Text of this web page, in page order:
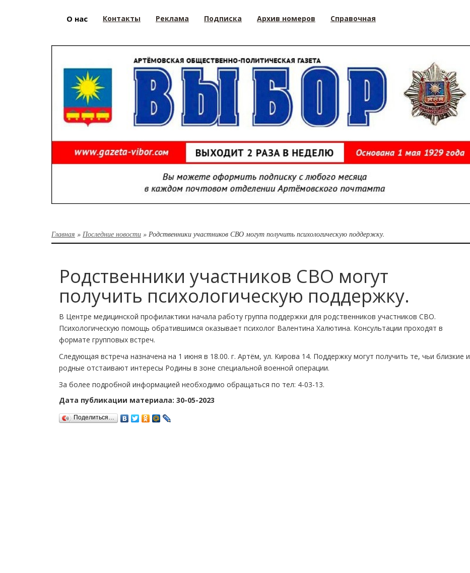
О нас Контакты Реклама Подписка Архив номеров Справочная
Главная » Последние новости » Родственники участников СВО могут получить психологическую поддержку.
Родственники участников СВО могут
получить психологическую поддержку.
В Центре медицинской профилактики начала работу группа поддержки для родственников участников СВО.
Психологическую помощь обратившимся оказывает психолог Валентина Халютина. Консультации проходят в
формате групповых встреч.
Следующая встреча назначена на 1 июня в 18.00. г. Артём, ул. Кирова 14. Поддержку могут получить те, чьи близкие и
родные отстаивают интересы Родины в зоне специальной военной операции.
За более подробной информацией необходимо обращаться по тел: 4-03-13.
Дата публикации материала: 30-05-2023
Поделиться…